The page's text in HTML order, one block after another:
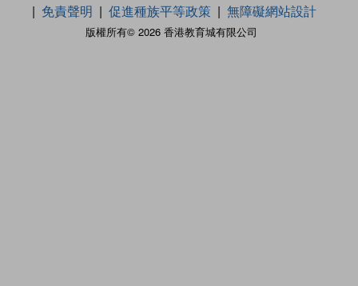
版權所有© 2026 香港教育城有限公司
免責聲明
促進種族平等政策 無障礙網站設計